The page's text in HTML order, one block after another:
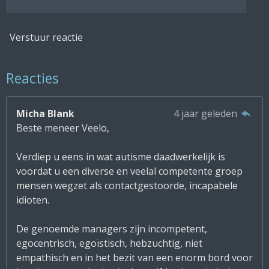
Verstuur reactie
Reacties
Micha Blank
4 jaar geleden
Beste meneer Veelo,
Verdiep u eens in wat autisme daadwerkelijk is
voordat u een diverse en veelal competente groep
mensen wegzet als contactgestoorde, incapabele
idioten.
De genoemde managers zijn incompetent,
egocentrisch, egoïstisch, hebzuchtig, niet
empathisch en in het bezit van een enorm bord voor